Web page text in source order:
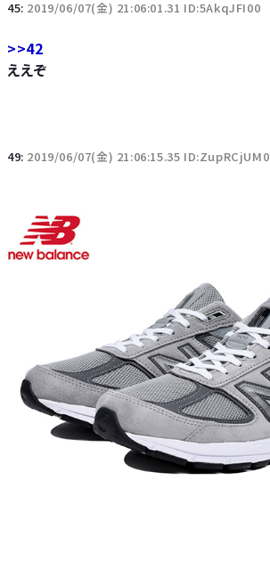
45: 2019/06/07(金) 21:06:01.31 ID:5AkqJFI00
>>42
ええぞ
49: 2019/06/07(金) 21:06:15.35 ID:ZupRCjUM0